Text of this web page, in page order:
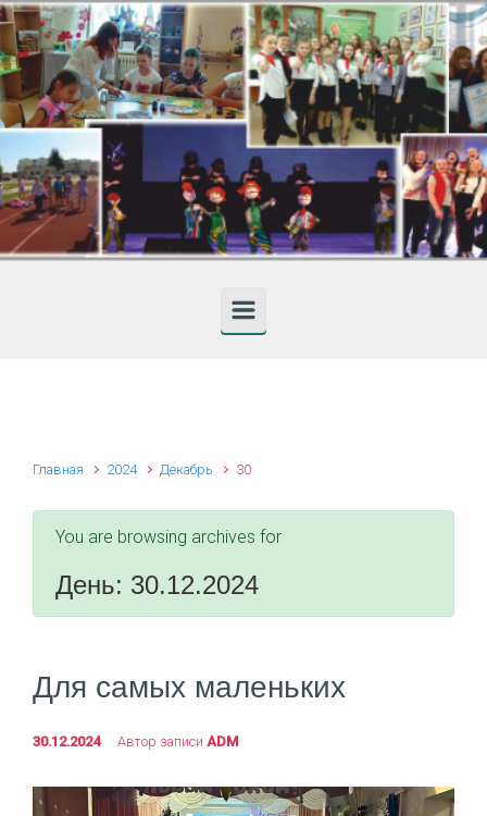
Skip to main content
Главная 2024 Декабрь 30
You are browsing archives for
День: 30.12.2024
Для самых маленьких
30.12.2024 Автор записи ADM